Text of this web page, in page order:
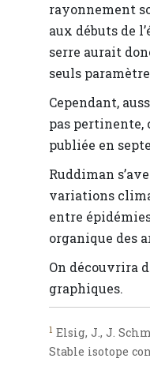
rayonnement
aux débuts de
serre aurait
seuls
Cependant,
pas pertinente,
publiée en
Ruddiman
variations
entre
organique des
On découvrira
graphiques.
1 Elsig, J., J.
Stable isotope